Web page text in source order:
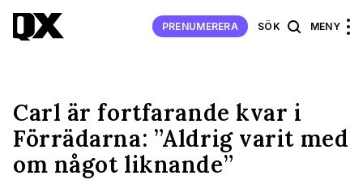
PRENUMERERA SÖK MENY
Carl är fortfarande kvar i
Förrädarna: ”Aldrig varit med
om något liknande”